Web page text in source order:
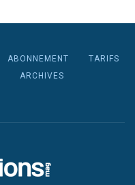
ABONNEMENT
TARIFS
ARCHIVES